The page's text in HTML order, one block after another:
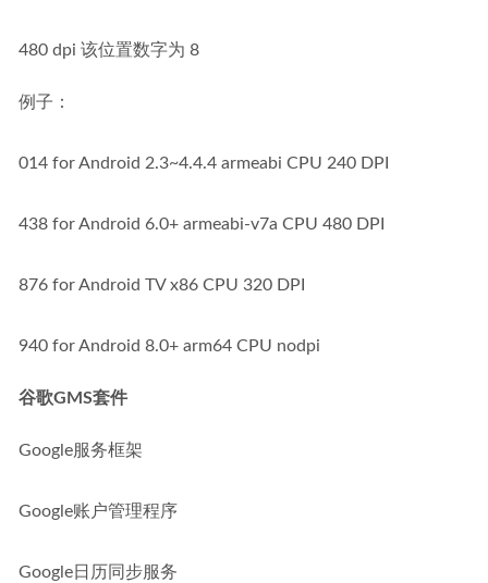
480 dpi 该位置数字为 8
例子：
014 for Android 2.3~4.4.4 armeabi CPU 240 DPI
438 for Android 6.0+ armeabi-v7a CPU 480 DPI
876 for Android TV x86 CPU 320 DPI
940 for Android 8.0+ arm64 CPU nodpi
谷歌GMS套件
Google服务框架
Google账户管理程序
Google日历同步服务